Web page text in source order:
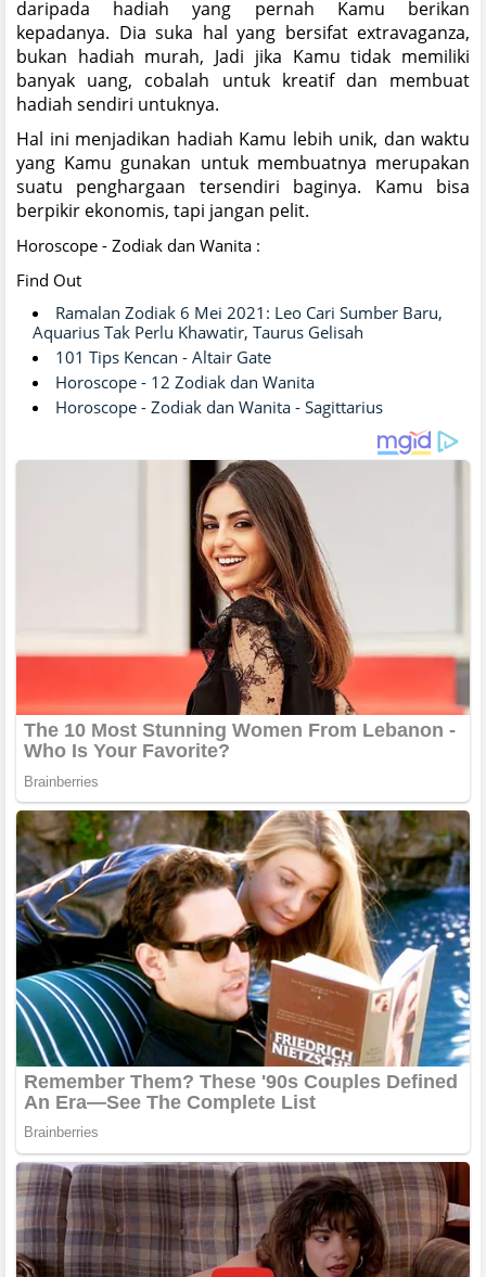
daripada hadiah yang pernah Kamu berikan
kepadanya. Dia suka hal yang bersifat extravaganza,
bukan hadiah murah, Jadi jika Kamu tidak memiliki
banyak uang, cobalah untuk kreatif dan membuat
hadiah sendiri untuknya.
Hal ini menjadikan hadiah Kamu lebih unik, dan waktu
yang Kamu gunakan untuk membuatnya merupakan
suatu penghargaan tersendiri baginya. Kamu bisa
berpikir ekonomis, tapi jangan pelit.
Horoscope - Zodiak dan Wanita :
Find Out
Ramalan Zodiak 6 Mei 2021: Leo Cari Sumber Baru,
Aquarius Tak Perlu Khawatir, Taurus Gelisah
101 Tips Kencan - Altair Gate
Horoscope - 12 Zodiak dan Wanita
Horoscope - Zodiak dan Wanita - Sagittarius